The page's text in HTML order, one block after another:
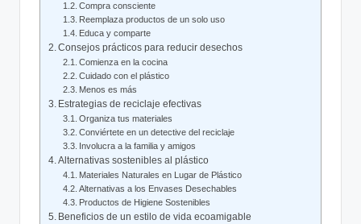
Compra consciente
Reemplaza productos de un solo uso
Educa y comparte
Consejos prácticos para reducir desechos
Comienza en la cocina
Cuidado con el plástico
Menos es más
Estrategias de reciclaje efectivas
Organiza tus materiales
Conviértete en un detective del reciclaje
Involucra a la familia y amigos
Alternativas sostenibles al plástico
Materiales Naturales en Lugar de Plástico
Alternativas a los Envases Desechables
Productos de Higiene Sostenibles
Beneficios de un estilo de vida ecoamigable